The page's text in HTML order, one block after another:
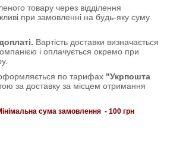
товару через відділення
при замовленні на будь-яку суму
Вартість доставки визначається
і оплачується окремо при
по тарифах "Укрпошта
за доставку за місцем отримання
сума замовлення - 100 грн